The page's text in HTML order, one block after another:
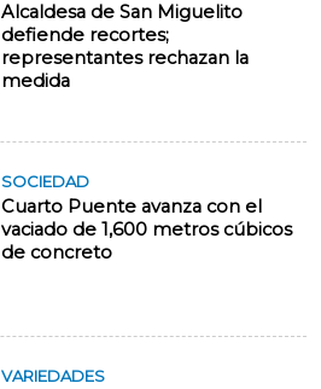
Alcaldesa de San Miguelito
defiende recortes;
representantes rechazan la
medida
SOCIEDAD
Cuarto Puente avanza con el
vaciado de 1,600 metros cúbicos
de concreto
VARIEDADES